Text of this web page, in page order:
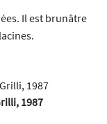
Il est brunâtre
1987